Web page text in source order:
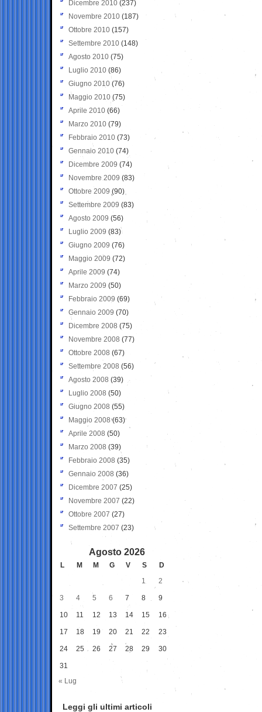
Dicembre 2010 (237)
Novembre 2010 (187)
Ottobre 2010 (157)
Settembre 2010 (148)
Agosto 2010 (75)
Luglio 2010 (86)
Giugno 2010 (76)
Maggio 2010 (75)
Aprile 2010 (66)
Marzo 2010 (79)
Febbraio 2010 (73)
Gennaio 2010 (74)
Dicembre 2009 (74)
Novembre 2009 (83)
Ottobre 2009 (90)
Settembre 2009 (83)
Agosto 2009 (56)
Luglio 2009 (83)
Giugno 2009 (76)
Maggio 2009 (72)
Aprile 2009 (74)
Marzo 2009 (50)
Febbraio 2009 (69)
Gennaio 2009 (70)
Dicembre 2008 (75)
Novembre 2008 (77)
Ottobre 2008 (67)
Settembre 2008 (56)
Agosto 2008 (39)
Luglio 2008 (50)
Giugno 2008 (55)
Maggio 2008(63)
Aprile 2008 (50)
Marzo 2008 (39)
Febbraio 2008 (35)
Gennaio 2008 (36)
Dicembre 2007 (25)
Novembre 2007 (22)
Ottobre 2007 (27)
Settembre 2007 (23)
Agosto 2026
L M M G V S
D
1
2
3 4 5 6 7 8 9
10 11 12 13 14 15 16
17 18 19 20 21 22 23
24 25 26 27 28 29 30
31
« Lug
Leggi gli ultimi articoli